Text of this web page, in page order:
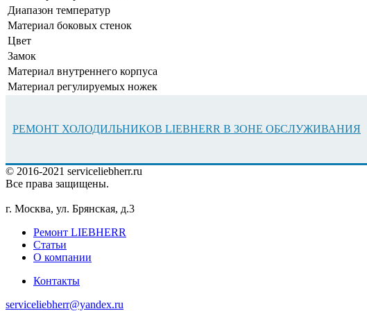
Диапазон температур
Материал боковых стенок
Цвет
Замок
Материал внутреннего корпуса
Материал регулируемых ножек
РЕМОНТ ХОЛОДИЛЬНИКОВ LIEBHERR В ЗОНЕ ОБСЛУЖИВАНИЯ
© 2016-2021 serviceliebherr.ru
Все права защищены.
г. Москва, ул. Брянская, д.3
Ремонт LIEBHERR
Статьи
О компании
Контакты
serviceliebherr@yandex.ru